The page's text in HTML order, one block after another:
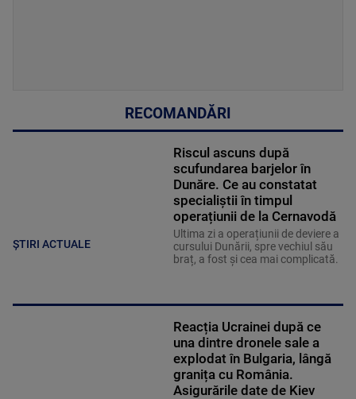
RECOMANDĂRI
ȘTIRI ACTUALE
Riscul ascuns după
scufundarea barjelor în
Dunăre. Ce au constatat
specialiștii în timpul
operațiunii de la Cernavodă
Ultima zi a operațiunii de deviere a
cursului Dunării, spre vechiul său
braț, a fost și cea mai complicată.
Reacția Ucrainei după ce
una dintre dronele sale a
explodat în Bulgaria, lângă
granița cu România.
Asigurările date de Kiev